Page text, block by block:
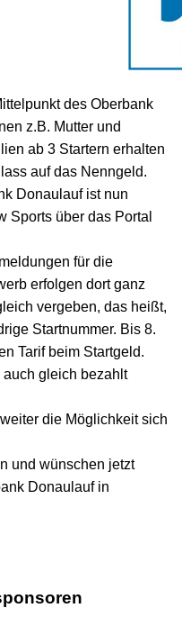
des Oberbank
z.B. Mutter und
ab 3 Startern erhalten
auf das Nenngeld.
Donaulauf ist nun
Sports über das Portal
für die
erfolgen dort ganz
vergeben, das heißt,
Startnummer. Bis 8.
Tarif beim Startgeld.
auch gleich bezahlt
die Möglichkeit sich
und wünschen jetzt
Donaulauf in